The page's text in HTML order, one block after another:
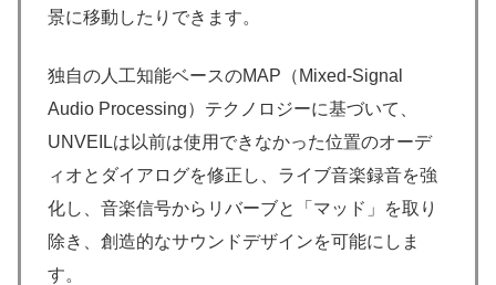
景に移動したりできます。
独自の人工知能ベースのMAP（Mixed-Signal
Audio Processing）テクノロジーに基づいて、
UNVEILは以前は使用できなかった位置のオーデ
ィオとダイアログを修正し、ライブ音楽録音を強
化し、音楽信号からリバーブと「マッド」を取り
除き、創造的なサウンドデザインを可能にしま
す。